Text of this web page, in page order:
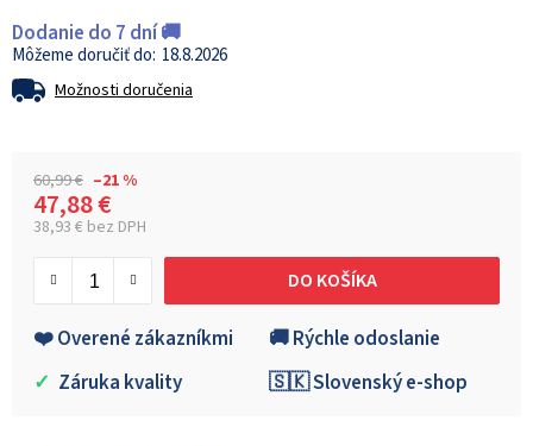
Dodanie do 7 dní 🚚
18.8.2026
Možnosti doručenia
60,99 € –21 %
47,88 €
38,93 € bez DPH
DO KOŠÍKA
❤️ Overené zákazníkmi
🚚 Rýchle odoslanie
✓ Záruka kvality 🇸🇰 Slovenský e-shop